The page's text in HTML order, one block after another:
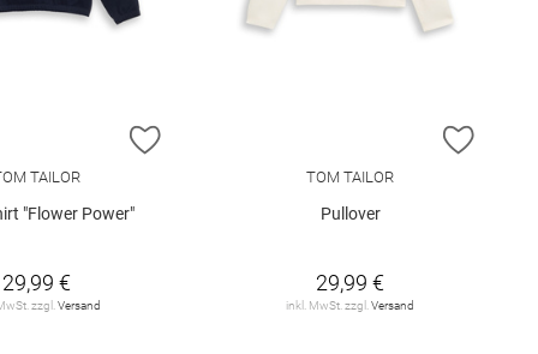
HINZUFÜGEN
TAILOR
"Flower Power"
29,99 €
zzgl.Versand
ZUR
TOM TAILOR
Pullover
29,99 €
inkl. MwSt. zzgl.Versand